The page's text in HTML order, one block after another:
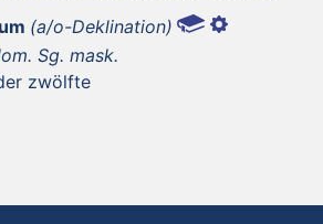
(a/o-Deklination)
Sg. mask.
zwölfte